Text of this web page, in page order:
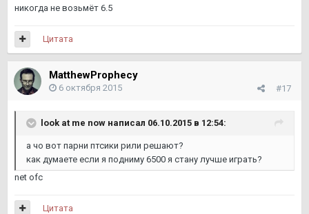
никогда не возьмёт 6.5
Цитата
MatthewProphecy
#17
6 октября 2015
look at me now написал 06.10.2015 в 12:54:
а чо вот парни птсики рили решают?
как думаете если я подниму 6500 я стану лучше играть?
net ofc
Цитата